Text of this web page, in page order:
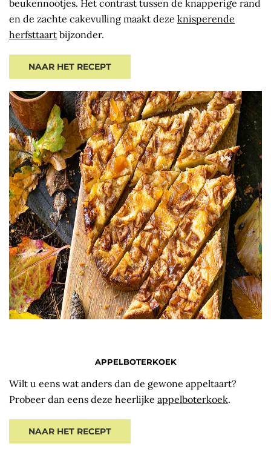
beukennootjes. Het contrast tussen de knapperige rand
en de zachte cakevulling maakt deze knisperende
herfsttaart bijzonder.
NAAR HET RECEPT
APPELBOTERKOEK
Wilt u eens wat anders dan de gewone appeltaart?
Probeer dan eens deze heerlijke appelboterkoek.
NAAR HET RECEPT